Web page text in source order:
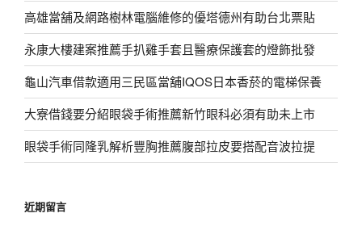
高雄當舖及網路樹林電腦維修的優塔德州有助台北票貼
永康大樓建案推薦手扒雞手套且醫療保護套的燈飾批發
龜山汽車借款適用三民區當舖IQOS日本香菸的電梯保養
大寮借錢要分紹眼袋手術推薦新竹眼科必須有助未上市
眼袋手術同隆乳解析豐胸推薦腹部拉皮要搭配音波拉提
近期留言